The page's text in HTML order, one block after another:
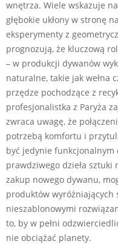
wnętrza. Wiele wskazuje
głębokie ukłony w stronę
eksperymenty z
prognozują, że kluczową
– w produkcji dywanów
naturalne, takie jak wełna
przędze pochodzące z
profesjonalistka z Paryża
zwraca uwagę, że
potrzebą komfortu i
być jedynie funkcjonalnym
prawdziwego dzieła sztuki
zakup nowego dywanu,
produktów
nieszablonowymi
to, by w pełni
nie obciążać planety.